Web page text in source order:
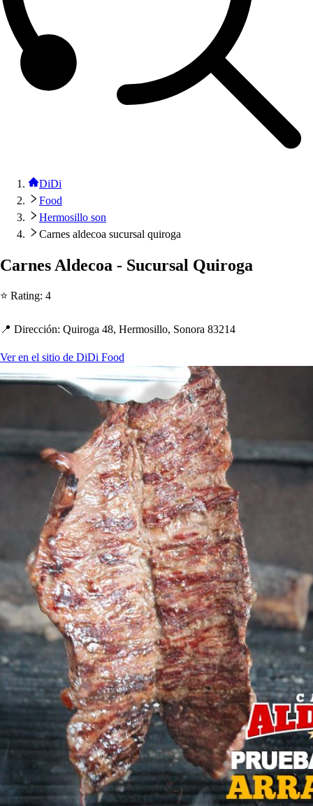
DiDi
Food
Hermosillo son
Carnes aldecoa sucursal quiroga
Carnes Aldecoa - Sucursal Quiroga
⭐ Rating: 4
📍 Dirección: Quiroga 48, Hermosillo, Sonora 83214
Ver en el sitio de DiDi Food